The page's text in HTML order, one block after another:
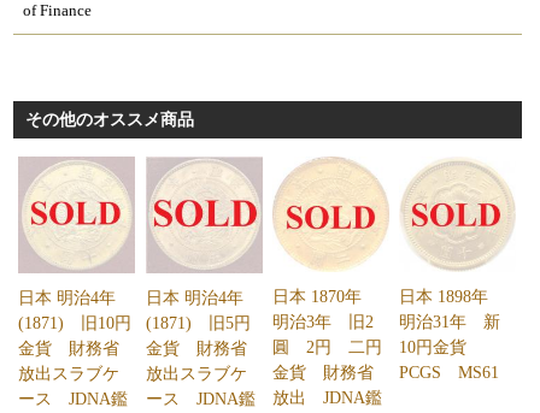
of Finance
その他のオススメ商品
日本 明治4年
(1871) 旧10円
金貨 財務省
放出スラブケ
ース JDNA鑑
日本 明治4年
(1871) 旧5円
金貨 財務省
放出スラブケ
ース JDNA鑑
日本 1870年
明治3年 旧2
圓 2円 二円
金貨 財務省
放出 JDNA鑑
日本 1898年
明治31年 新
10円金貨
PCGS MS61